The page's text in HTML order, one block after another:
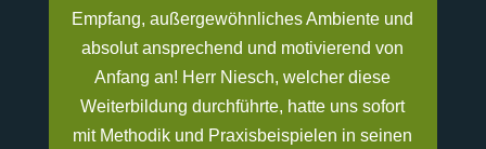
Empfang, außergewöhnliches Ambiente und
absolut ansprechend und motivierend von
Anfang an! Herr Niesch, welcher diese
Weiterbildung durchführte, hatte uns sofort
mit Methodik und Praxisbeispielen in seinen